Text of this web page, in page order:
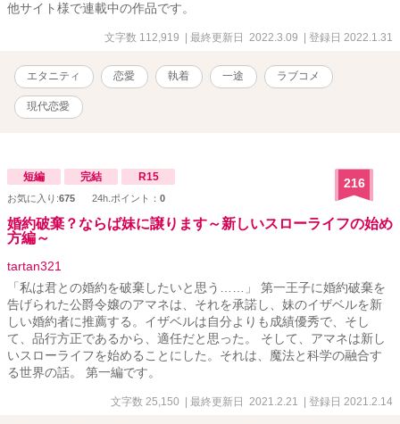
他サイト様で連載中の作品です。
文字数 112,919 | 最終更新日 2022.3.09 | 登録日 2022.1.31
エタニティ 恋愛 執着 一途 ラブコメ
現代恋愛
短編 完結 R15
お気に入り:675 24h.ポイント： 0
216
婚約破棄？ならば妹に譲ります～新しいスローライフの始め
方編～
tartan321
「私は君との婚約を破棄したいと思う……」 第一王子に婚約破棄を
告げられた公爵令嬢のアマネは、それを承諾し、妹のイザベルを新
しい婚約者に推薦する。イザベルは自分よりも成績優秀で、そし
て、品行方正であるから、適任だと思った。 そして、アマネは新し
いスローライフを始めることにした。それは、魔法と科学の融合す
る世界の話。 第一編です。
文字数 25,150 | 最終更新日 2021.2.21 | 登録日 2021.2.14